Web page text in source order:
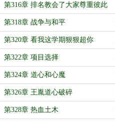
第316章 排名教会了大家尊重彼此
第318章 战争与和平
第320章 看我这学期狠狠超你
第322章 项目选择
第324章 道心和心魔
第326章 王胤道心破碎
第328章 热血土木